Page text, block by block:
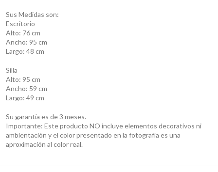
Sus Medidas son:
Escritorio
Alto: 76 cm
Ancho: 95 cm
Largo: 48 cm
Silla
Alto: 95 cm
Ancho: 59 cm
Largo: 49 cm
Su garantía es de 3 meses.
Importante: Este producto NO incluye elementos decorativos ni
ambientación y el color presentado en la fotografía es una
aproximación al color real.